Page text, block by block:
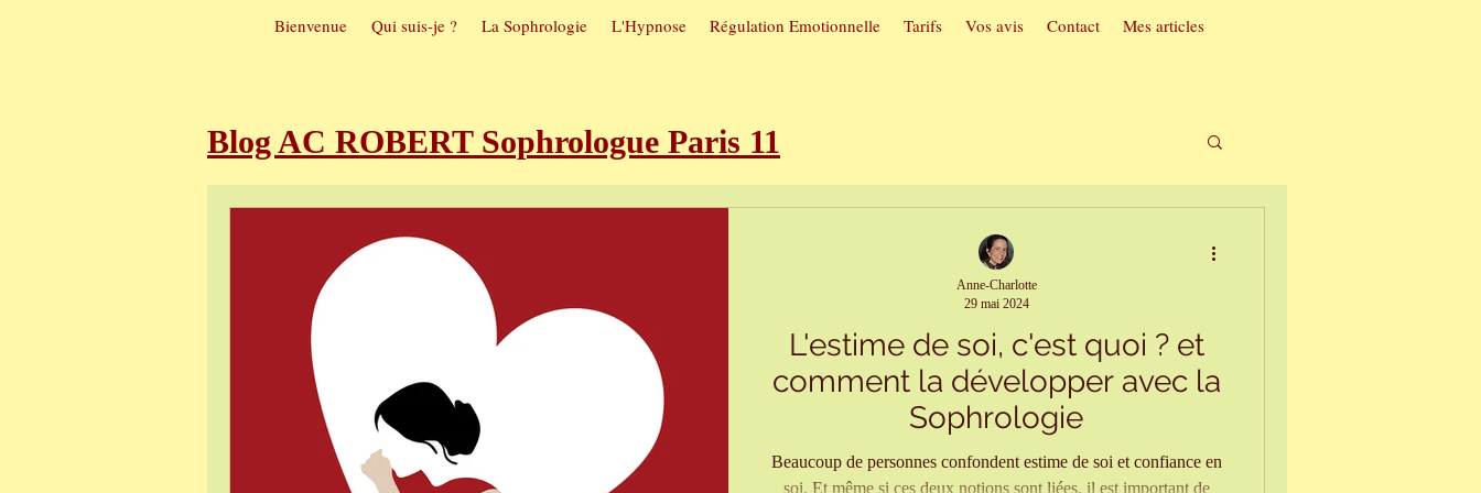
Bienvenue Qui suis-je ? La Sophrologie L'Hypnose Régulation Emotionnelle Tarifs Vos avis Contact Mes articles
Blog AC ROBERT Sophrologue Paris 11
Sophrologie et troubles du sommeil Sophrologie et acouphènes
Sophrologie et mutuelles Hypnose et arrêt du tabac
Visualisation positive Sophrologie et confiance en soi
L'estime de soi, c'est quoi ? et
comment la développer avec la
Sophrologie
Beaucoup de personnes confondent estime de soi et confiance en
soi. Et même si ces deux notions sont liées, il est important de
Anne-Charlotte
29 mai 2024